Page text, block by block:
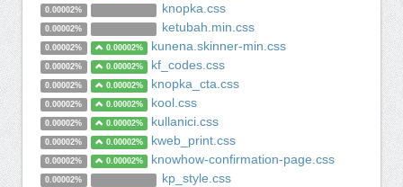
0.00002% knopka.css
0.00002% ketubah.min.css
0.00002% 0.00002% kunena.skinner-min.css
0.00002% 0.00002% kf_codes.css
0.00002% 0.00002% knopka_cta.css
0.00002% 0.00002% kool.css
0.00002% 0.00002% kullanici.css
0.00002% 0.00002% kweb_print.css
0.00002% 0.00002% knowhow-confirmation-page.css
0.00002% kp_style.css